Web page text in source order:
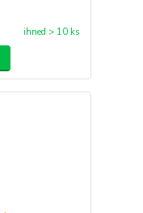
ihned > 10 ks